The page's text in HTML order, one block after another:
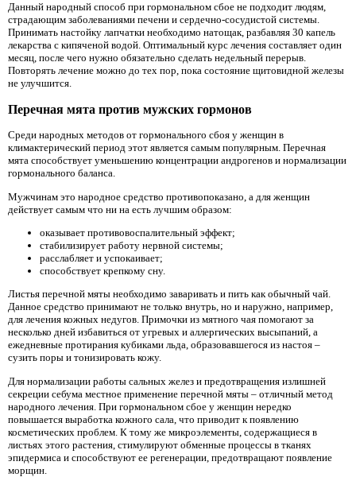
Данный народный способ при гормональном сбое не подходит людям,
страдающим заболеваниями печени и сердечно-сосудистой системы.
Принимать настойку лапчатки необходимо натощак, разбавляя 30 капель
лекарства с кипяченой водой. Оптимальный курс лечения составляет один
месяц, после чего нужно обязательно сделать недельный перерыв.
Повторять лечение можно до тех пор, пока состояние щитовидной железы
не улучшится.
Перечная мята против мужских гормонов
Среди народных методов от гормонального сбоя у женщин в
климактерический период этот является самым популярным. Перечная
мята способствует уменьшению концентрации андрогенов и нормализации
гормонального баланса.
Мужчинам это народное средство противопоказано, а для женщин
действует самым что ни на есть лучшим образом:
оказывает противовоспалительный эффект;
стабилизирует работу нервной системы;
расслабляет и успокаивает;
способствует крепкому сну.
Листья перечной мяты необходимо заваривать и пить как обычный чай.
Данное средство принимают не только внутрь, но и наружно, например,
для лечения кожных недугов. Примочки из мятного чая помогают за
несколько дней избавиться от угревых и аллергических высыпаний, а
ежедневные протирания кубиками льда, образовавшегося из настоя –
сузить поры и тонизировать кожу.
Для нормализации работы сальных желез и предотвращения излишней
секреции себума местное применение перечной мяты – отличный метод
народного лечения. При гормональном сбое у женщин нередко
повышается выработка кожного сала, что приводит к появлению
косметических проблем. К тому же микроэлементы, содержащиеся в
листьях этого растения, стимулируют обменные процессы в тканях
эпидермиса и способствуют ее регенерации, предотвращают появление
морщин.